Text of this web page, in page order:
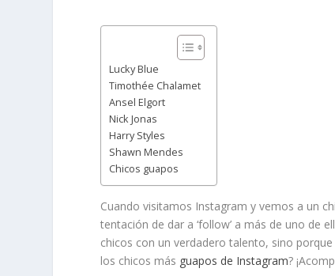
Lucky Blue
Timothée Chalamet
Ansel Elgort
Nick Jonas
Harry Styles
Shawn Mendes
Chicos guapos
Cuando visitamos Instagram y vemos a un
tentación de dar a ‘follow’ a más de uno de
chicos con un verdadero talento, sino
los chicos más guapos de Instagram?